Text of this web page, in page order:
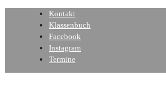
Kontakt
Klassenbuch
Facebook
Instagram
Termine